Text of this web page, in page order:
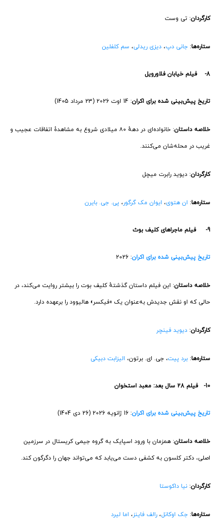
کارگردان: تی وست
ستاره‌ها: جانی دپ، دیزی ریدلی، سم کلفلین
8- فیلم خیابان فلاورویل
تاریخ پیش‌بینی شده برای اکران: 14 اوت 2026 (23 مرداد 1405)
خلاصه داستان : خانواده‌ای در دههٔ ۸۰ میلادی شروع به مشاهدهٔ اتفاقات عجیب و
غریب در محله‌شان می‌کنند.
کارگردان: دیوید رابرت میچل
ستاره‌ها: ان هتوی، ایوان مک گرگور، پی. جی. بایرن
9- فیلم ماجراهای کلیف بوث
تاریخ پیش‌بینی شده برای اکران: 2026
خلاصه داستان: این فیلم داستان گذشتهٔ کلیف بوت را بیشتر روایت می‌کند، در
حالی که او نقش جدیدش به‌عنوان یک «فیکسر» هالیوود را برعهده دارد.
کارگردان: دیوید فینچر
ستاره‌ها: برد پیت، جی. ای. برتون، الیزابت دبیکی
10- فیلم 28 سال بعد: معبد استخوان
تاریخ پیش‌بینی شده برای اکران: 16 ژانویه 2026 (26 دی 1404)
خلاصه داستان: همزمان با ورود اسپایک به گروه جیمی کریستال در سرزمین
اصلی، دکتر کلسون به کشفی دست می‌یابد که می‌تواند جهان را دگرگون کند.
کارگردان: نیا داکوستا
ستاره‌ها: جک اوکانل، رالف فاینز، اما لیرد